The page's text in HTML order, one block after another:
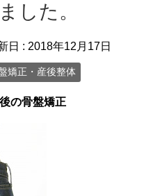
した。
日 : 2018年12月17日
矯正・産後整体
の骨盤矯正